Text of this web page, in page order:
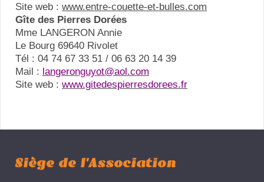
Site web : www.entre-couette-et-bulles.com
Gîte des Pierres Dorées
Mme LANGERON Annie
Le Bourg 69640 Rivolet
Tél : 04 74 67 33 51 / 06 63 20 14 39
Mail : langeronguyot@aol.com
Site web : www.gitedespierresdorees.fr
Siège de l'Association